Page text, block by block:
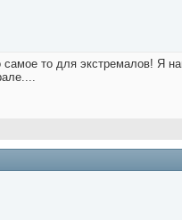
то для экстремалов! Я